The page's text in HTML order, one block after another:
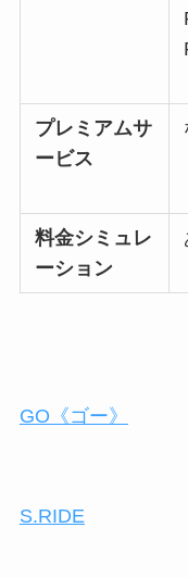
プレミアムサ
ービス
料金シミュレ
ーション
GO《ゴー》
S.RIDE